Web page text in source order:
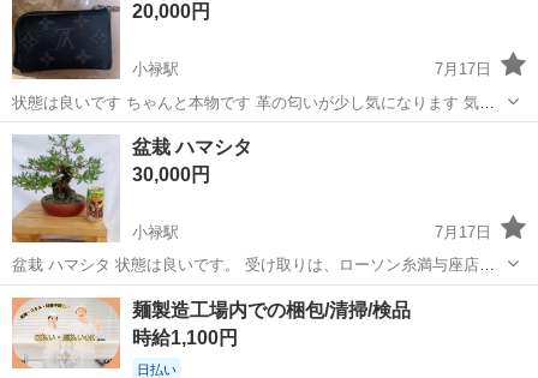
20,000円
小禄駅
7月17日
状態は良いです ちゃんと本物です 革の匂いが少し気になります 気に
ならない方連絡お願いします
沖縄 島尻郡 小禄駅 その他
盆栽 ハマシタ
30,000円
小禄駅
7月17日
盆栽 ハマシタ 状態は良いです。 受け取りは、ローソン糸満与座店で
受け取り出来る方でよろしくお願いします。
沖縄 島尻郡 小禄駅 その他
麺製造工場内での梱包/清掃/検品
時給1,100円
日払い